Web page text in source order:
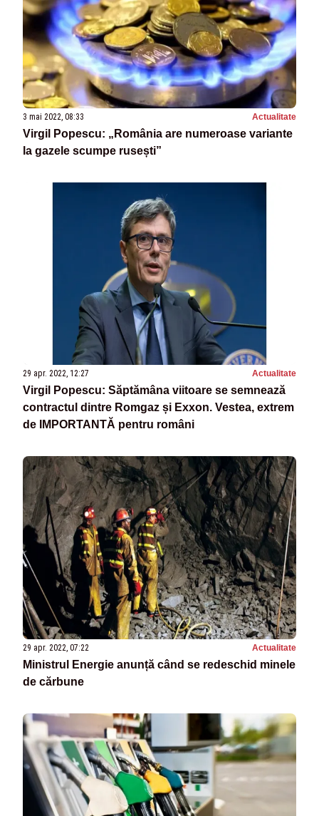
3 mai 2022, 08:33 Actualitate
Virgil Popescu: „România are numeroase variante
la gazele scumpe rusești”
29 apr. 2022, 12:27 Actualitate
Virgil Popescu: Săptămâna viitoare se semnează
contractul dintre Romgaz și Exxon. Vestea, extrem
de IMPORTANTĂ pentru români
29 apr. 2022, 07:22 Actualitate
Ministrul Energie anunță când se redeschid minele
de cărbune